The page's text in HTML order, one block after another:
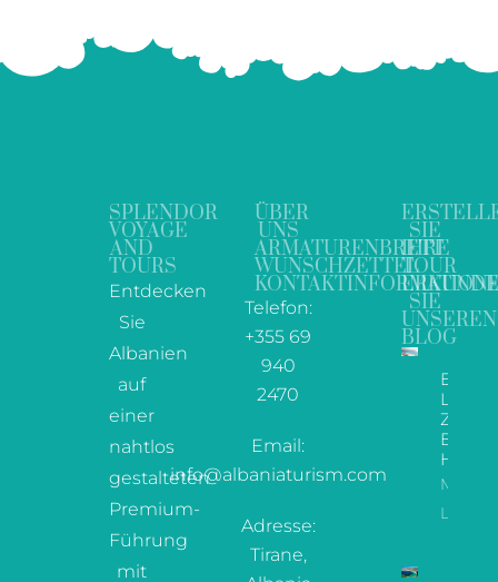
SPLENDOR
VOYAGE
AND
TOURS
Entdecken
Sie
Albanien
auf
einer
nahtlos
gestalteten
Premium-
Führung
mit
ÜBER
UNS
ARMATURENBRETT
WUNSCHZETTEL
Telefon:
+355 69
940
2470
Email:
info@albaniaturism.com
Adresse:
Tirane,
SIE
IHRE
TOUR
SIE
UNSEREN
BLOG
Ein
Zu
Besten
Hotels
Mehr
Lesen